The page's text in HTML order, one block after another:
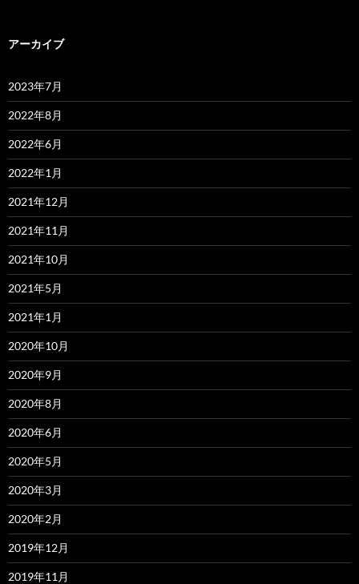
アーカイブ
2023年7月
2022年8月
2022年6月
2022年1月
2021年12月
2021年11月
2021年10月
2021年5月
2021年1月
2020年10月
2020年9月
2020年8月
2020年6月
2020年5月
2020年3月
2020年2月
2019年12月
2019年11月